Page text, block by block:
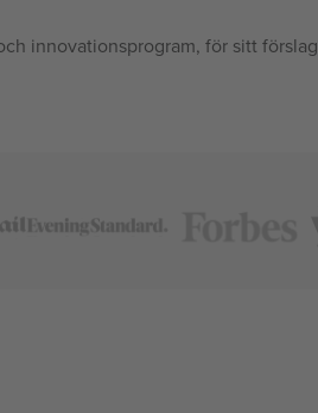
innovationsprogram, för sitt förslag